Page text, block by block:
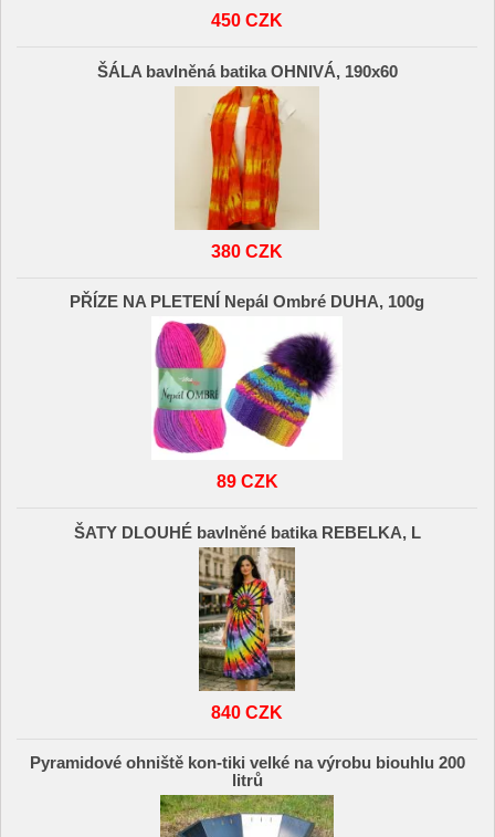
450 CZK
ŠÁLA bavlněná batika OHNIVÁ, 190x60
380 CZK
PŘÍZE NA PLETENÍ Nepál Ombré DUHA, 100g
89 CZK
ŠATY DLOUHÉ bavlněné batika REBELKA, L
840 CZK
Pyramidové ohniště kon-tiki velké na výrobu biouhlu 200
litrů